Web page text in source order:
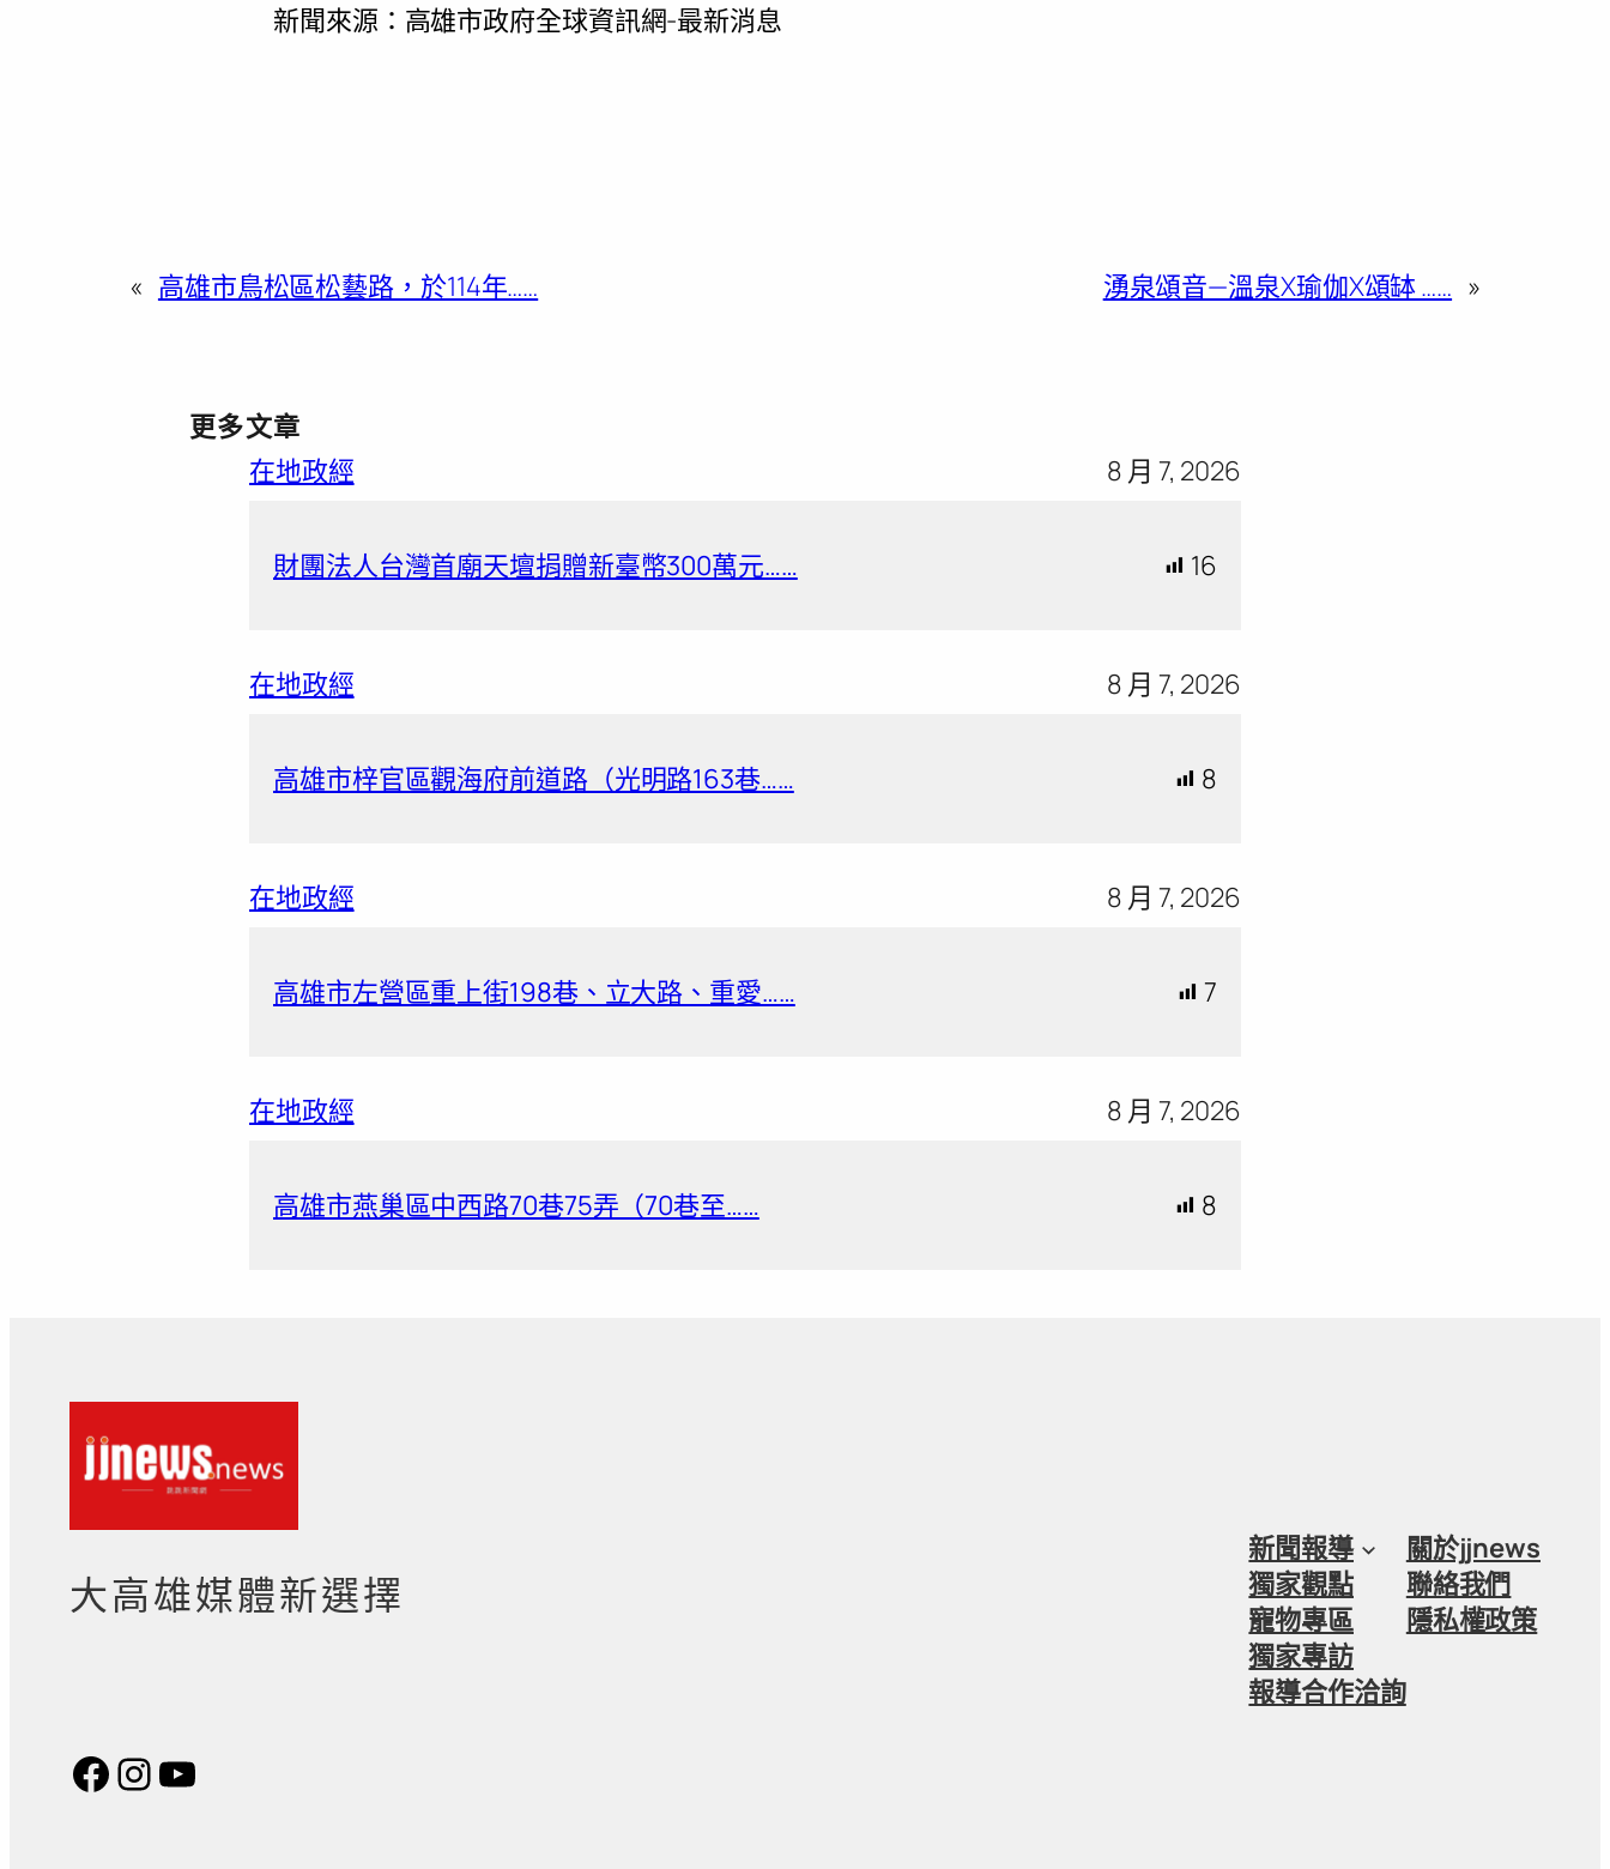
新聞來源：高雄市政府全球資訊網-最新消息
« 高雄市鳥松區松藝路，於114年…… 湧泉頌音—溫泉X瑜伽X頌缽 …… »
更多文章
在地政經
8 月 7, 2026
財團法人台灣首廟天壇捐贈新臺幣300萬元…… 16
在地政經 8 月 7, 2026
高雄市梓官區觀海府前道路（光明路163巷…… 8
在地政經 8 月 7, 2026
高雄市左營區重上街198巷、立大路、重愛…… 7
在地政經 8 月 7, 2026
高雄市燕巢區中西路70巷75弄（70巷至…… 8
大高雄媒體新選擇
新聞報導
獨家觀點
寵物專區
獨家專訪
報導合作洽詢
關於jjnews
聯絡我們
隱私權政策
Facebook
Instagram
YouTube